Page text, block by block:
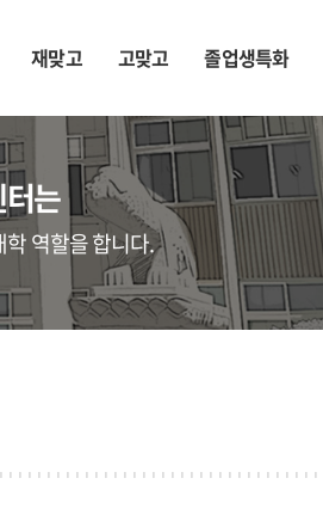
재맞고 고맞고 졸업생특화
는
역할을 합니다.